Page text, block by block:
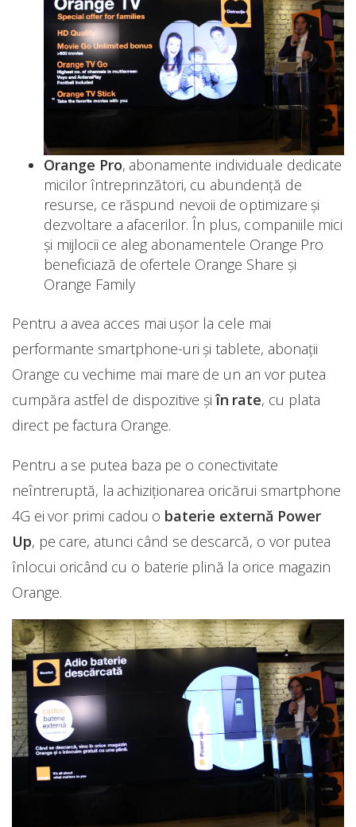
Orange Pro, abonamente individuale dedicate
micilor întreprinzători, cu abundenţă de
resurse, ce răspund nevoii de optimizare și
dezvoltare a afacerilor. În plus, companiile mici
şi mijlocii ce aleg abonamentele Orange Pro
beneficiază de ofertele Orange Share şi
Orange Family
Pentru a avea acces mai uşor la cele mai
performante smartphone-uri şi tablete, abonaţii
Orange cu vechime mai mare de un an vor putea
cumpăra astfel de dispozitive şiîn rate, cu plata
direct pe factura Orange.
Pentru a se putea baza pe o conectivitate
neîntreruptă, la achiziţionarea oricărui smartphone
4G ei vor primi cadou o baterie externă Power
Up, pe care, atunci când se descarcă, o vor putea
înlocui oricând cu o baterie plină la orice magazin
Orange.